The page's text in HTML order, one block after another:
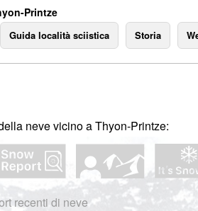
Printze
Guida località sciistica Storia
neve vicino a Thyon-Printze:
recenti di neve